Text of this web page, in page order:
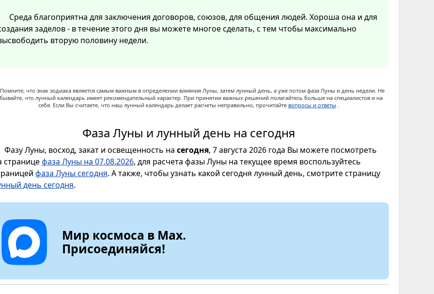
Среда благоприятна для заключения договоров, союзов, для общения людей. Хороша она и для
заделов - в течение этого дня вы можете многое сделать, с тем чтобы максимально
вторую половину недели.
Помните, что знак зодиака является самым важным в определении влияния Луны, затем лунный день, а уже потом фаза Луны и день недели. Не
что лунный календарь имеет рекомендательный характер. При принятии важных решений полагайтесь больше на специалистов и на
себя. Если Вы считаете, что наш лунный календарь делает расчеты неправильно, прочитайте вопросы и ответы .
Фаза Луны и лунный день на сегодня
Фазу Луны, восход, закат и освещенность на сегодня, 7 августа 2026 года Вы можете посмотреть
страницефаза Луны на 07.08.2026, для расчета фазы Луны на текущее время воспользуйтесь
фаза Луны сегодня. А также, чтобы узнать какой сегодня лунный день, смотрите страницу
день сегодня.
Мир космоса в Max.
Присоединяйся!